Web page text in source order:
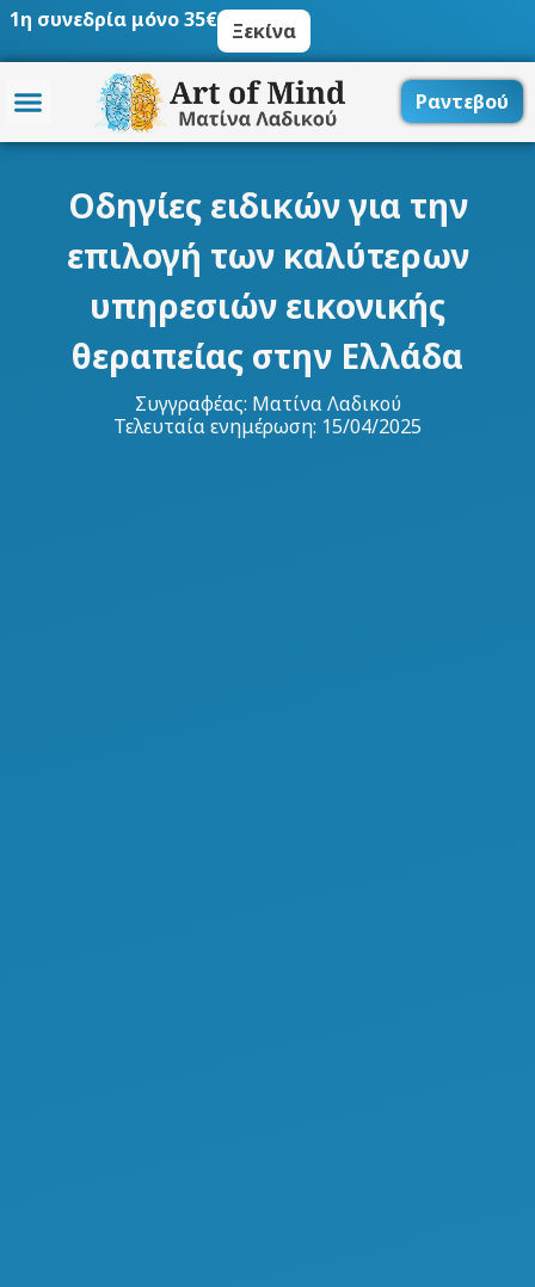
Μετάβαση
περιεχόμενο
1η συνεδρία μόνο 35€ Ξεκίνα
Ραντεβού
Οδηγίες ειδικών για την
επιλογή των καλύτερων
υπηρεσιών εικονικής
θεραπείας στην Ελλάδα
Συγγραφέας: Ματίνα Λαδικού
Τελευταία ενημέρωση: 15/04/2025